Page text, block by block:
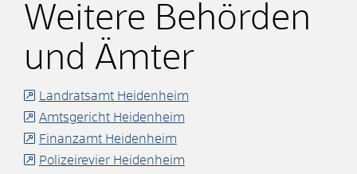
Weitere Behörden
und Ämter
Landratsamt Heidenheim
Amtsgericht Heidenheim
Finanzamt Heidenheim
Polizeirevier Heidenheim